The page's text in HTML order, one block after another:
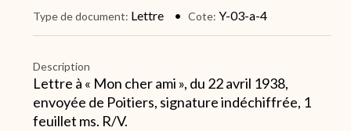
Type de document Lettre Cote Y-03-a-4
Description
Lettre à « Mon cher ami », du 22 avril 1938,
envoyée de Poitiers, signature indéchiffrée, 1
feuillet ms. R/V.